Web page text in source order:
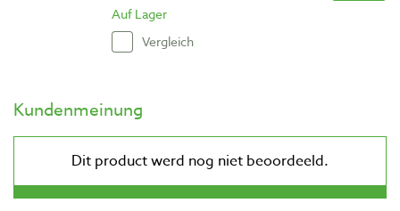
Auf Lager
Vergleich
Kundenmeinung